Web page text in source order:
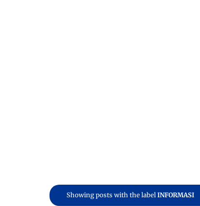
Showing posts with the labelINFORMASI